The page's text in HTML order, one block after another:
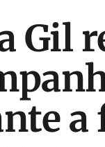
Gil
a